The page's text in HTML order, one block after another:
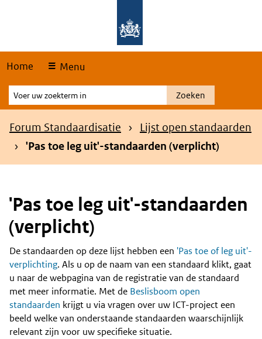
Home Menu
Voer
uw
zoekterm
Zoeken
Kruimelpad
Forum Standaardisatie
Lijst open standaarden
'Pas toe leg uit'-standaarden (verplicht)
'Pas toe leg uit'-standaarden
(verplicht)
Content
De standaarden op deze lijst hebben een 'Pas toe of leg uit'-
verplichting. Als u op de naam van een standaard klikt, gaat
u naar de webpagina van de registratie van de standaard
met meer informatie. Met de Beslisboom open
standaarden krijgt u via vragen over uw ICT-project een
beeld welke van onderstaande standaarden waarschijnlijk
relevant zijn voor uw specifieke situatie.